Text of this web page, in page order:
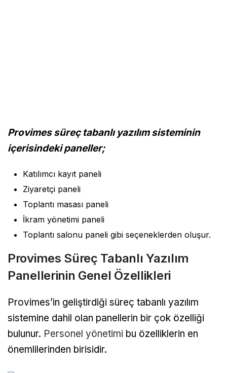
Provimes süreç tabanlı yazılım sisteminin
içerisindeki paneller;
Katılımcı kayıt paneli
Ziyaretçi paneli
Toplantı masası paneli
İkram yönetimi paneli
Toplantı salonu paneli gibi seçeneklerden oluşur.
Provimes Süreç Tabanlı Yazılım
Panellerinin Genel Özellikleri
Provimes’in geliştirdiği süreç tabanlı yazılım
sistemine dahil olan panellerin bir çok özelliği
bulunur. Personel yönetimi bu özelliklerin en
önemlilerinden birisidir.